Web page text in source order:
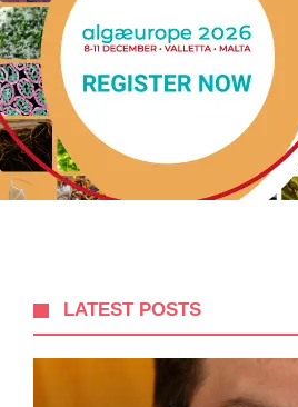
LATEST POSTS